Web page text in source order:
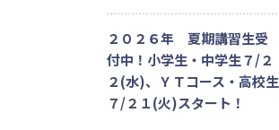
２０２６年 夏期講習生受
付中！小学生・中学生７/２
２(水)、ＹＴコース・高校生
７/２１(火)スタート！